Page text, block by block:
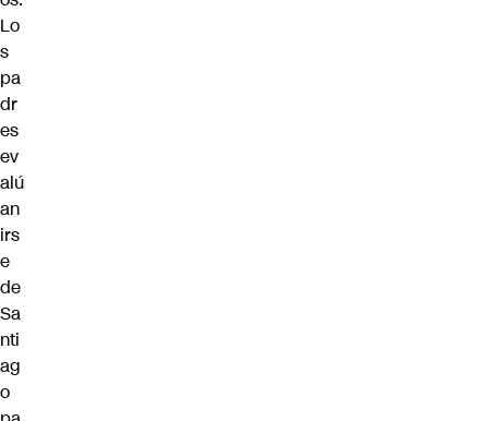
Lo
s
pa
dr
es
ev
alú
an
irs
e
de
Sa
nti
ag
o